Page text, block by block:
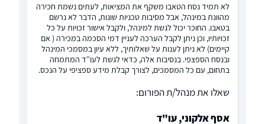
לא תמיד נסח הטאבו משקף את המציאות, לעתים נשמת חכירה
מהוונת במינהל, אבל מסיבות טכניות שונות, הדבר לא נרשם
בטאבו. החוכר יכול לגשת למינהל, ולקבל אישור זכויות על כל
זכויותיו, וכן ניתן לקבל הערכה לעניין דמי הסכמה במכירה ( אם
קיימים) לא ניתן לענות על שאלותיך, ללא עיון במסמכי המינהל
ובנסח הספצפי. בנסיבות אלה, כדאי לגשת לעו"ד המתמחה
בתחום, עם כל המסמכים, לצורך קבלת מידע ספציפי על הנכס.
שאלו את מנהל/ת הפורום:
אסף אלקוני, עו"ד